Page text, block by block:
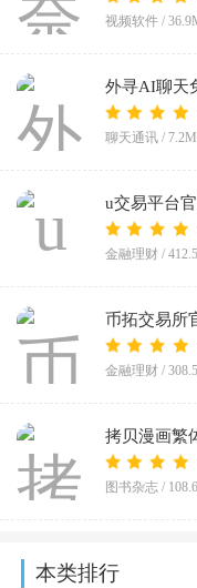
视频软件 /
外寻AI聊天
聊天通讯 / 7.2M
u交易平台
金融理财 /
币拓交易所
金融理财 /
拷贝漫画繁
图书杂志 /
本类排行